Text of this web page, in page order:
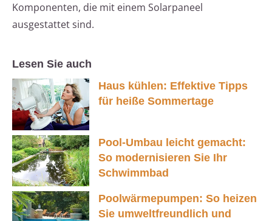
Komponenten, die mit einem Solarpaneel
ausgestattet sind.
Lesen Sie auch
Haus kühlen: Effektive Tipps
für heiße Sommertage
Pool-Umbau leicht gemacht:
So modernisieren Sie Ihr
Schwimmbad
Poolwärmepumpen: So heizen
Sie umweltfreundlich und